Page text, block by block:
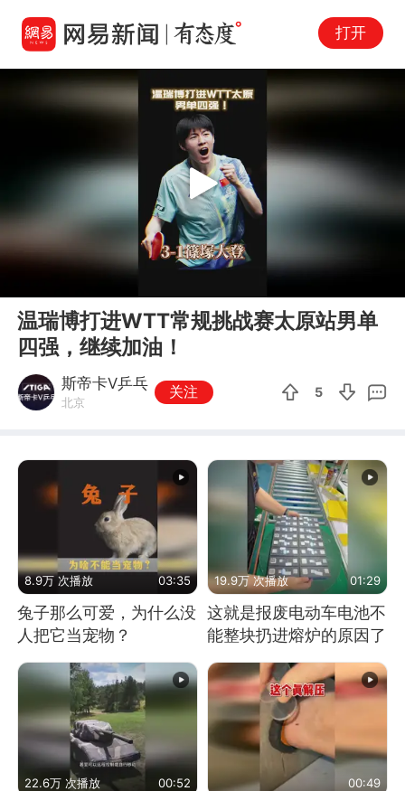
打开
Play
温瑞博打进WTT常规挑战赛太原站男单
四强，继续加油！
斯帝卡V乒乓
北京
关注 5
8.9万 次播放 03:35
兔子那么可爱，为什么没
人把它当宠物？
19.9万 次播放 01:29
这就是报废电动车电池不
能整块扔进熔炉的原因了
22.6万 次播放 00:52 00:49